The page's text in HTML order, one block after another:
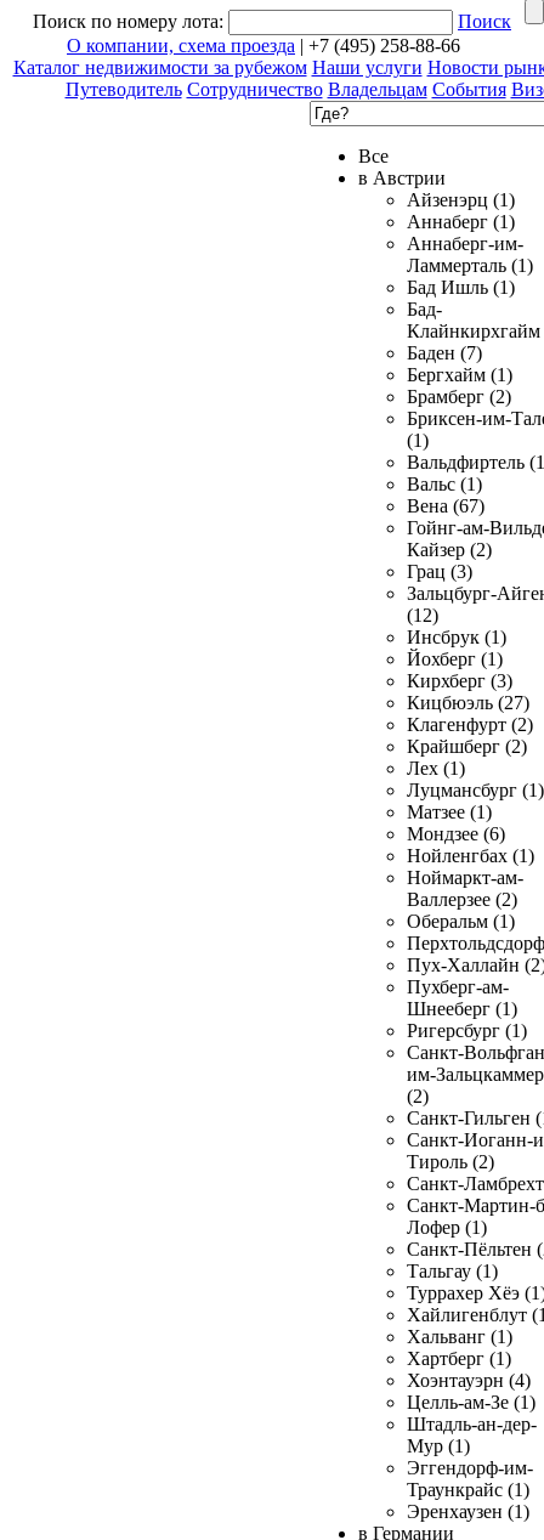
Поиск по номеру лота:
Поиск
О компании, схема проезда | +7 (495) 258-88-66
Каталог недвижимости за рубежом Наши услуги Новости
Путеводитель Сотрудничество Владельцам События
Все
в Австрии
Айзенэрц (1)
Аннаберг (1)
Аннаберг-им-
Ламмерталь (1)
Бад Ишль (1)
Бад-
Клайнкирхгайм
Баден (7)
Бергхайм (1)
Брамберг (2)
Бриксен-им-
(1)
Вальдфиртель
Вальс (1)
Вена (67)
Гойнг-ам-
Кайзер (2)
Грац (3)
Зальцбург-
(12)
Инсбрук (1)
Йохберг (1)
Кирхберг (3)
Кицбюэль (27)
Клагенфурт (2)
Крайшберг (2)
Лех (1)
Луцмансбург (1)
Матзее (1)
Мондзее (6)
Нойленгбах (1)
Ноймаркт-ам-
Валлерзее (2)
Оберальм (1)
Пух-Халлайн
Пухберг-ам-
Шнееберг (1)
Ригерсбург (1)
Санкт-
им-
(2)
Санкт-Гильген
Санкт-Иоганн-
Тироль (2)
Санкт-
Санкт-Мартин-
Лофер (1)
Санкт-Пёльтен
Тальгау (1)
Туррахер Хёэ
Хайлигенблут
Хальванг (1)
Хартберг (1)
Хоэнтауэрн (4)
Целль-ам-Зе (1)
Штадль-ан-дер-
Мур (1)
Эггендорф-им-
Траункрайс (1)
Эренхаузен (1)
в Германии